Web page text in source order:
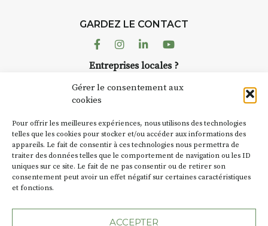
Gérer le consentement aux
cookies
Pour offrir les meilleures expériences, nous utilisons des technologies
telles que les cookies pour stocker et/ou accéder aux informations des
appareils. Le fait de consentir à ces technologies nous permettra de
traiter des données telles que le comportement de navigation ou les ID
uniques sur ce site. Le fait de ne pas consentir ou de retirer son
consentement peut avoir un effet négatif sur certaines caractéristiques
et fonctions.
ACCEPTER
GARDEZ LE CONTACT
FacebookInstagram
LinkedinYoutube
Entreprises locales ?
Suivez toute l'actu de Strada